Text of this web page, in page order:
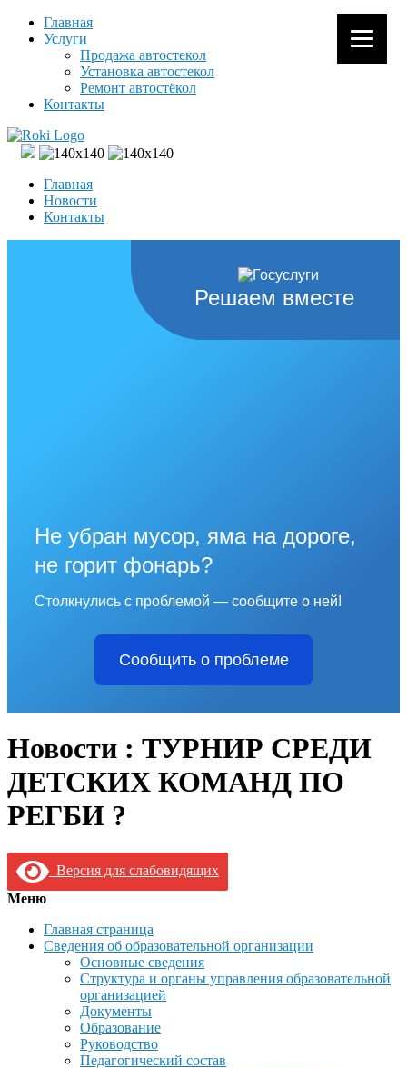
Главная
Услуги
Продажа автостекол
Установка автостекол
Ремонт автостёкол
Контакты
Главная
Новости
Контакты
Решаем вместе
Не убран мусор, яма на дороге,
не горит фонарь?
Столкнулись с проблемой — сообщите о ней!
Сообщить о проблеме
Новости : ТУРНИР СРЕДИ
ДЕТСКИХ КОМАНД ПО
РЕГБИ ?
Версия для слабовидящих
Меню
Главная страница
Сведения об образовательной организации
Основные сведения
Структура и органы управления образовательной
организацией
Документы
Образование
Руководство
Педагогический состав